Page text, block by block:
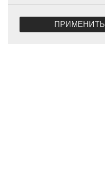
ПРИМЕНИТЬ